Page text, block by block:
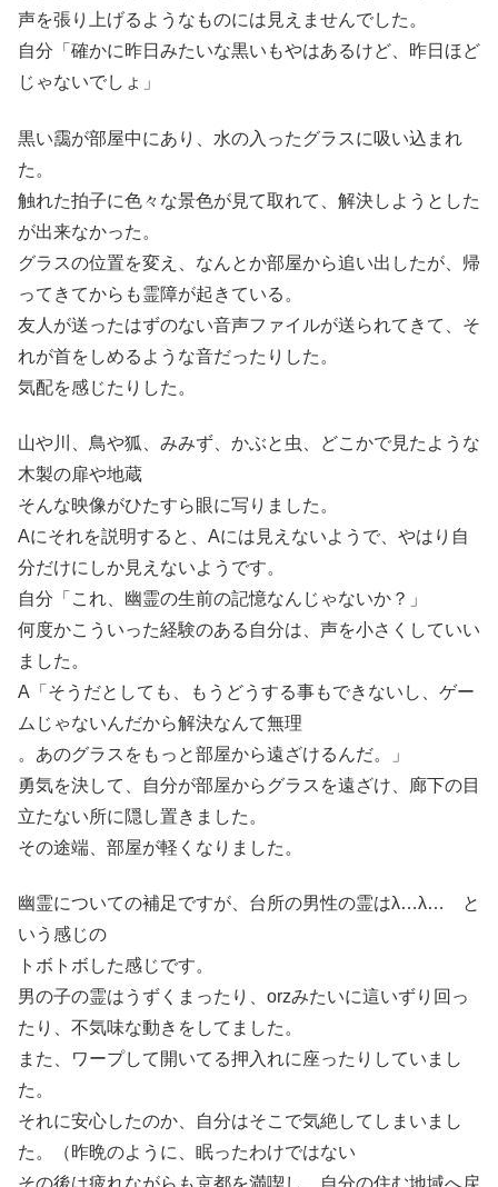
声を張り上げるようなものには見えませんでした。
自分「確かに昨日みたいな黒いもやはあるけど、昨日ほど
じゃないでしょ」
黒い靄が部屋中にあり、水の入ったグラスに吸い込まれ
た。
触れた拍子に色々な景色が見て取れて、解決しようとした
が出来なかった。
グラスの位置を変え、なんとか部屋から追い出したが、帰
ってきてからも霊障が起きている。
友人が送ったはずのない音声ファイルが送られてきて、そ
れが首をしめるような音だったりした。
気配を感じたりした。
山や川、鳥や狐、みみず、かぶと虫、どこかで見たような
木製の扉や地蔵
そんな映像がひたすら眼に写りました。
Aにそれを説明すると、Aには見えないようで、やはり自
分だけにしか見えないようです。
自分「これ、幽霊の生前の記憶なんじゃないか？」
何度かこういった経験のある自分は、声を小さくしていい
ました。
A「そうだとしても、もうどうする事もできないし、ゲー
ムじゃないんだから解決なんて無理
。あのグラスをもっと部屋から遠ざけるんだ。」
勇気を決して、自分が部屋からグラスを遠ざけ、廊下の目
立たない所に隠し置きました。
その途端、部屋が軽くなりました。
幽霊についての補足ですが、台所の男性の霊はλ…λ… と
いう感じの
トボトボした感じです。
男の子の霊はうずくまったり、orzみたいに這いずり回っ
たり、不気味な動きをしてました。
また、ワープして開いてる押入れに座ったりしていまし
た。
それに安心したのか、自分はそこで気絶してしまいまし
た。（昨晩のように、眠ったわけではない